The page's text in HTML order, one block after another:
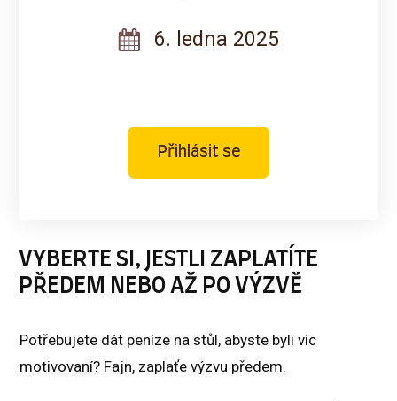
6. ledna 2025
Přihlásit se
VYBERTE SI, JESTLI ZAPLATÍTE
PŘEDEM NEBO AŽ PO VÝZVĚ
Potřebujete dát peníze na stůl, abyste byli víc
motivovaní? Fajn, zaplaťe výzvu předem.